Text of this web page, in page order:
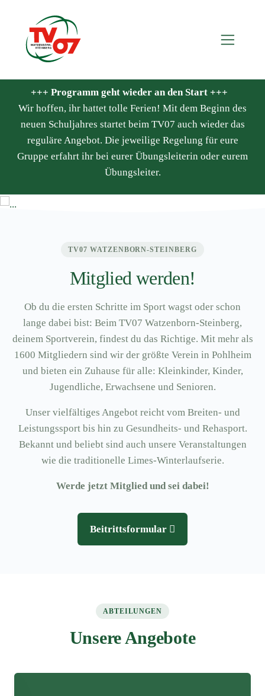
+++ Programm geht wieder an den Start +++
Wir hoffen, ihr hattet tolle Ferien! Mit dem Beginn des
neuen Schuljahres startet beim TV07 auch wieder das
reguläre Angebot. Die jeweilige Regelung für eure
Gruppe erfahrt ihr bei eurer Übungsleiterin oder eurem
Übungsleiter.
Willkommen beim
TV07
TV07 WATZENBORN-STEINBERG
Mitglied werden!
Ob du die ersten Schritte im Sport wagst oder schon
lange dabei bist: Beim TV07 Watzenborn-Steinberg,
deinem Sportverein, findest du das Richtige. Mit mehr als
1600 Mitgliedern sind wir der größte Verein in Pohlheim
und bieten ein Zuhause für alle: Kleinkinder, Kinder,
Jugendliche, Erwachsene und Senioren.
Unser vielfältiges Angebot reicht vom Breiten- und
Leistungssport bis hin zu Gesundheits- und Rehasport.
Bekannt und beliebt sind auch unsere Veranstaltungen
wie die traditionelle Limes-Winterlaufserie.
Werde jetzt Mitglied und sei dabei!
Beitrittsformular
ABTEILUNGEN
Unsere Angebote